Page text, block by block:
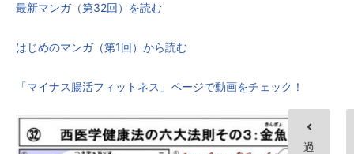
最新マンガ（第32回）を読む
はじめのマンガ（第1回）から読む
「マイナス腸活フィットネス」ページで動画をチェック！
過